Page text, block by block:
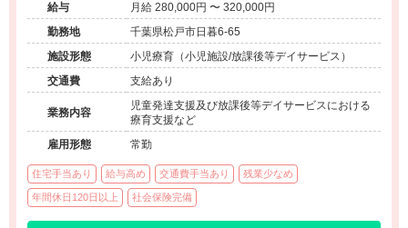
給与
月給 280,000円 〜 320,000円
勤務地
千葉県松戸市日暮6-65
施設形態
小児療育（小児施設/放課後等デイサービス）
交通費
支給あり
業務内容
児童発達支援及び放課後等デイサービスにおける
療育支援など
雇用形態
常勤
住宅手当あり 給与高め 交通費手当あり 残業少なめ
年間休日120日以上 社会保険完備